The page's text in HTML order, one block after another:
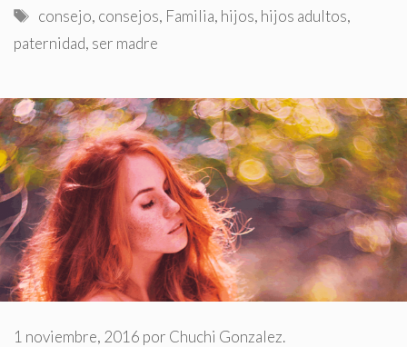
Etiquetas
consejo, consejos, Familia, hijos, hijos adultos,
paternidad, ser madre
1 noviembre, 2016 por Chuchi Gonzalez.